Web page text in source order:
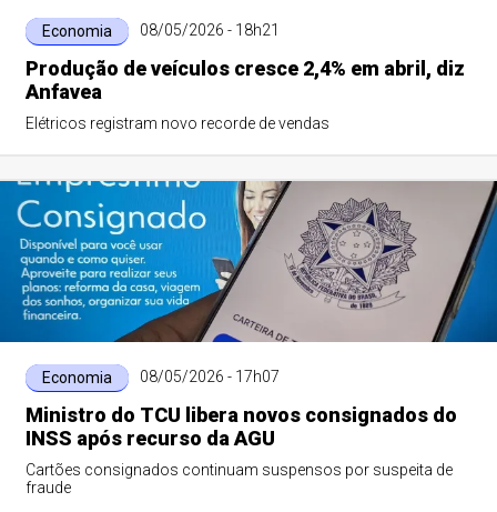
Economia 08/05/2026 - 18h21
Produção de veículos cresce 2,4% em abril, diz
Anfavea
Elétricos registram novo recorde de vendas
Economia 08/05/2026 - 17h07
Ministro do TCU libera novos consignados do
INSS após recurso da AGU
Cartões consignados continuam suspensos por suspeita de
fraude